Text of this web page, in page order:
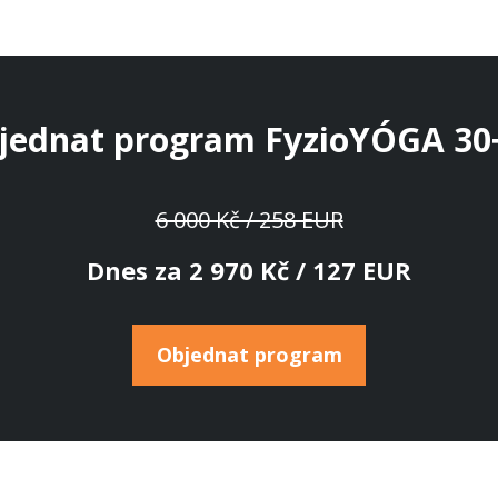
program FyzioYÓGA
6 000 Kč / 258 EUR
Dnes za 2 970 Kč / 127 EUR
Objednat program